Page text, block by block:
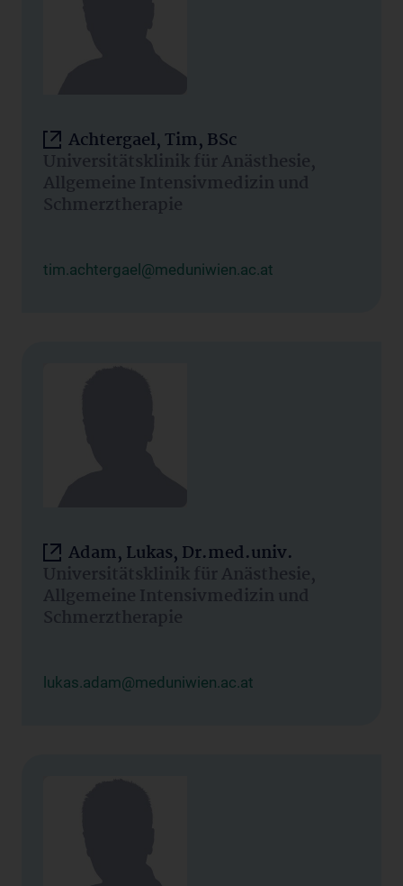
Achtergael, Tim, BSc
Universitätsklinik für Anästhesie,
Allgemeine Intensivmedizin und
Schmerztherapie
tim.achtergael@meduniwien.ac.at
Adam, Lukas, Dr.med.univ.
Universitätsklinik für Anästhesie,
Allgemeine Intensivmedizin und
Schmerztherapie
lukas.adam@meduniwien.ac.at